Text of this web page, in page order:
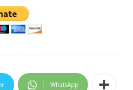
WhatsApp